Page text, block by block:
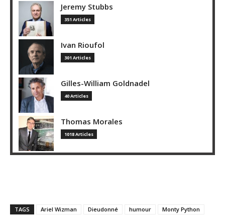
Jeremy Stubbs
351 Articles
Ivan Rioufol
301 Articles
Gilles-William Goldnadel
40 Articles
Thomas Morales
1018 Articles
TAGS Ariel Wizman Dieudonné humour Monty Python